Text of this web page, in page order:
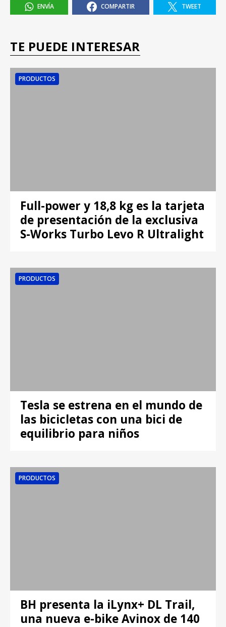
ENVÍA COMPARTIR TWEET
TE PUEDE INTERESAR
PRODUCTOS
Full-power y 18,8 kg es la tarjeta
de presentación de la exclusiva
S-Works Turbo Levo R Ultralight
PRODUCTOS
Tesla se estrena en el mundo de
las bicicletas con una bici de
equilibrio para niños
PRODUCTOS
BH presenta la iLynx+ DL Trail,
una nueva e-bike Avinox de 140